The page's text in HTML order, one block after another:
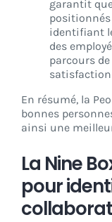
garantit
identifiant
des
parcours
satisfaction
En résumé, la
bonnes
ainsi une
La Nine
pour